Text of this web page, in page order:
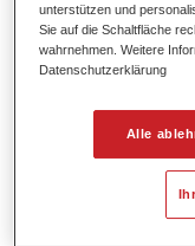
Produktmerkmale
Erlaubt eine
Ermöglicht
Bietet ein hohes
Besitzt einen
Entspricht den
unterstützen und
Sie auf die Schaltfläche
wahrnehmen. Weitere
Datenschutzerklärung
Alle